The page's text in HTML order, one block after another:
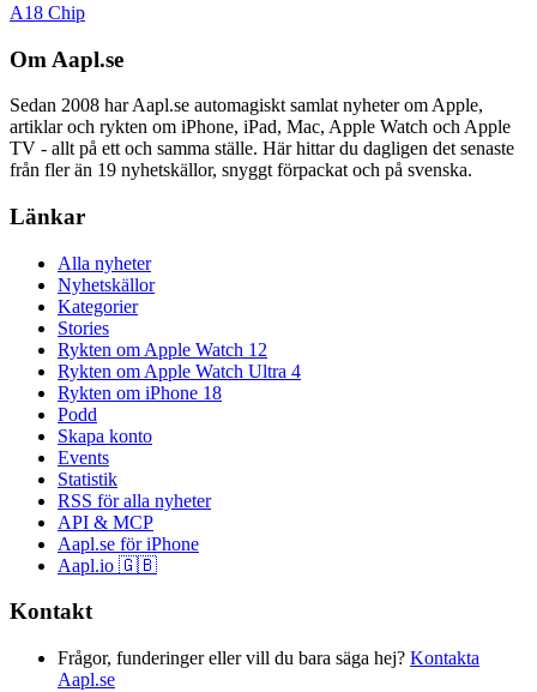
A18 Chip
Om Aapl.se
Sedan 2008 har Aapl.se automagiskt samlat nyheter om Apple,
artiklar och rykten om iPhone, iPad, Mac, Apple Watch och Apple
TV - allt på ett och samma ställe. Här hittar du dagligen det senaste
från fler än 19 nyhetskällor, snyggt förpackat och på svenska.
Länkar
Alla nyheter
Nyhetskällor
Kategorier
Stories
Rykten om Apple Watch 12
Rykten om Apple Watch Ultra 4
Rykten om iPhone 18
Podd
Skapa konto
Events
Statistik
RSS för alla nyheter
API & MCP
Aapl.se för iPhone
Aapl.io 🇬🇧
Kontakt
Frågor, funderinger eller vill du bara säga hej? Kontakta
Aapl.se